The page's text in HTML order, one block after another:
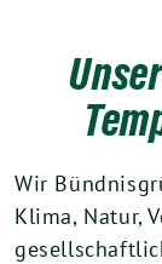
Wir
Klima, Natur,